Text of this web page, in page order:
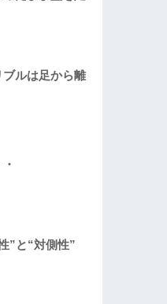
ルは足から離
”と“対側性”